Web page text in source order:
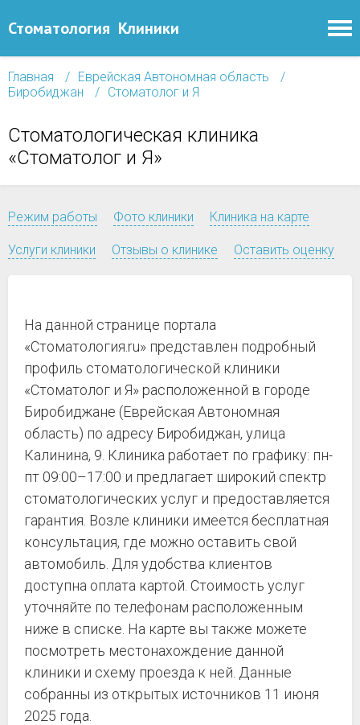
Стоматология Клиники
Главная
Еврейская Автономная область
Биробиджан
Стоматолог и Я
Стоматологическая клиника
«Стоматолог и Я»
Режим работы Фото клиники Клиника на карте
Услуги клиники Отзывы о клинике Оставить оценку
На данной странице портала
«Стоматология.ru» представлен подробный
профиль стоматологической клиники
«Стоматолог и Я» расположенной в городе
Биробиджане (Еврейская Автономная
область) по адресу Биробиджан, улица
Калинина, 9. Клиника работает по графику: пн-
пт 09:00–17:00 и предлагает широкий спектр
стоматологических услуг и предоставляется
гарантия. Возле клиники имеется бесплатная
консультация, где можно оставить свой
автомобиль. Для удобства клиентов
доступна оплата картой. Стоимость услуг
уточняйте по телефонам расположенным
ниже в списке. На карте вы также можете
посмотреть местонахождение данной
клиники и схему проезда к ней. Данные
собранны из открытых источников 11 июня
2025 года.